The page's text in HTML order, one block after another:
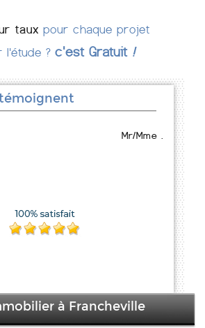
taux pour chaque projet
l'étude ? c'est Gratuit !
Mr/Mme .
à Francheville